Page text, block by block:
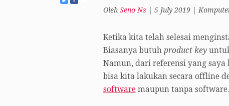
Oleh Seno Ns 5 July 2019|
Ketika kita telah selesai
Biasanya butuh product key
Namun, dari referensi yang
bisa kita lakukan secara offline
softwaremaupun tanpa